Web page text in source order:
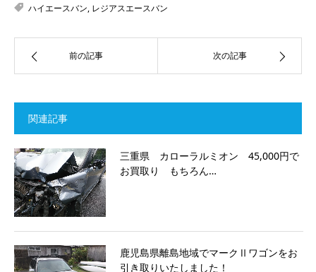
ハイエースバン, レジアスエースバン
前の記事 次の記事
関連記事
三重県 カローラルミオン 45,000円で
お買取り もちろん…
鹿児島県離島地域でマークⅡワゴンをお
引き取りいたしました！